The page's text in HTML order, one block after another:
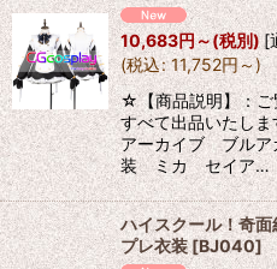
10,683円～(税別) [
(税込: 11,752円～)
☆【商品説明】：ご
すべて出品いたし
アーカイブ ブル
装 ミカ セイア…
ハイスクール！奇
プレ衣装[BJ040]